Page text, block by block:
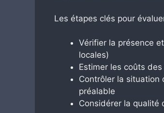
Les étapes clés pour
Vérifier la présence
locales)
Estimer les coûts
Contrôler la situation
préalable
Considérer la qualité